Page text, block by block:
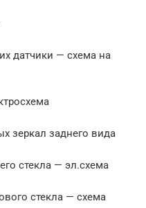
датчики — схема на
зеркал заднего вида
стекла — эл.схема
стекла — схема